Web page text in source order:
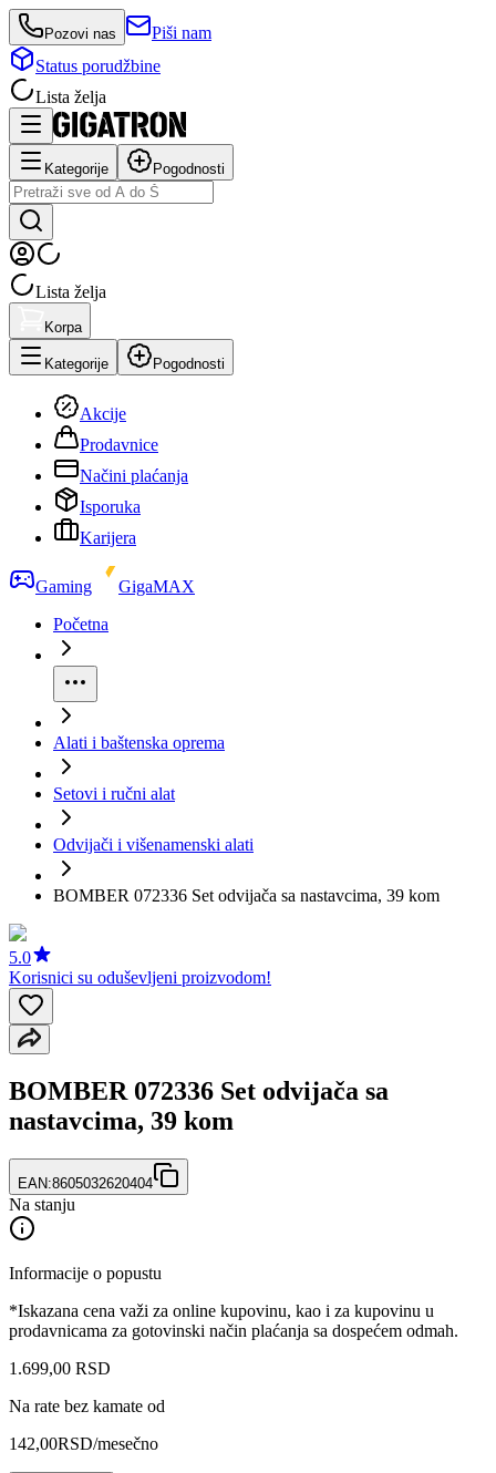
Pozovi nas
Piši nam
Status porudžbine
Lista želja
Kategorije Pogodnosti
Lista želja
Korpa
Kategorije Pogodnosti
Akcije
Prodavnice
Načini plaćanja
Isporuka
Karijera
Gaming
GigaMAX
Početna
Alati i baštenska oprema
Setovi i ručni alat
Odvijači i višenamenski alati
BOMBER 072336 Set odvijača sa nastavcima, 39 kom
5.0
Korisnici su oduševljeni proizvodom!
BOMBER 072336 Set odvijača sa
nastavcima, 39 kom
EAN:8605032620404
Na stanju
Informacije o popustu
*Iskazana cena važi za online kupovinu, kao i za kupovinu u
prodavnicama za gotovinski način plaćanja sa dospećem odmah.
1.699,00 RSD
Na rate bez kamate od
142,00RSD/mesečno